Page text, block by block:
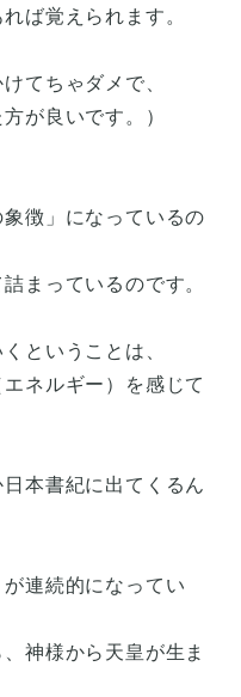
ば覚えられます。
てちゃダメで、
が良いです。）
徴」になっているの
まっているのです。
ということは、
ネルギー）を感じて
本書紀に出てくるん
連続的になってい
神様から天皇が生ま